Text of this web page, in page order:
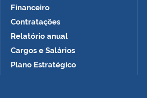
Financeiro
Contratações
Relatório anual
Cargos e Salários
Plano Estratégico